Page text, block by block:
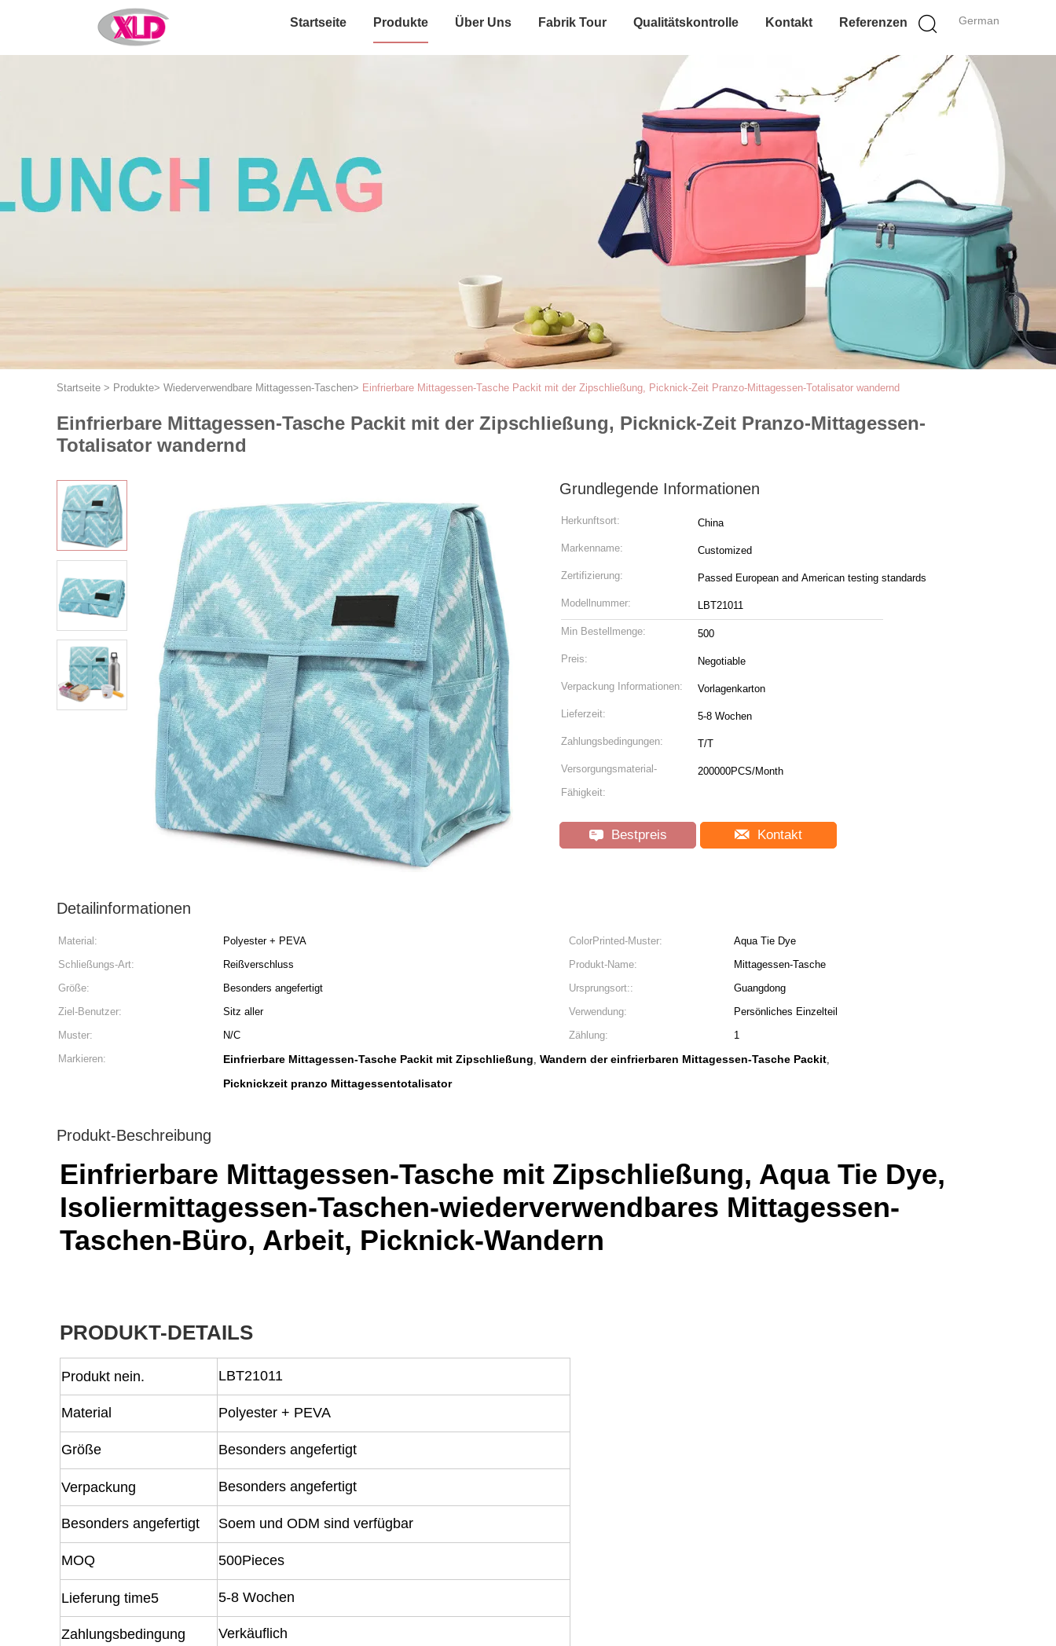
German
Startseite Produkte Über Uns Fabrik Tour Qualitätskontrolle Kontakt Referenzen
Startseite > Produkte> Wiederverwendbare Mittagessen-Taschen> Einfrierbare Mittagessen-Tasche Packit mit der Zipschließung, Picknick-Zeit Pranzo-Mittagessen-Totalisator wandernd
Einfrierbare Mittagessen-Tasche Packit mit der Zipschließung, Picknick-Zeit Pranzo-Mittagessen-
Totalisator wandernd
Grundlegende Informationen
Herkunftsort: China
Markenname: Customized
Zertifizierung: Passed European and American testing standards
Modellnummer: LBT21011
Min Bestellmenge: 500
Preis: Negotiable
Verpackung Informationen: Vorlagenkarton
Lieferzeit: 5-8 Wochen
Zahlungsbedingungen: T/T
Versorgungsmaterial-
Fähigkeit:
200000PCS/Month
Bestpreis Kontakt
Detailinformationen
Material: Polyester + PEVA ColorPrinted-Muster:
Aqua Tie Dye
Schließungs-Art:
Reißverschluss Produkt-Name:
Mittagessen-Tasche
Größe:
Besonders angefertigt Ursprungsort::
Guangdong
Ziel-Benutzer:
Sitz aller Verwendung:
Persönliches Einzelteil
Muster:
N/C Zählung:
1
Markieren:
Einfrierbare Mittagessen-Tasche Packit mit Zipschließung, Wandern der einfrierbaren Mittagessen-Tasche Packit,
Picknickzeit pranzo Mittagessentotalisator
Produkt-Beschreibung
Einfrierbare Mittagessen-Tasche mit Zipschließung, Aqua Tie Dye,
Isoliermittagessen-Taschen-wiederverwendbares Mittagessen-
Taschen-Büro, Arbeit, Picknick-Wandern
PRODUKT-DETAILS
Produkt nein. LBT21011
Material Polyester + PEVA
Größe Besonders angefertigt
Verpackung Besonders angefertigt
Besonders angefertigt Soem und ODM sind verfügbar
MOQ 500Pieces
Lieferung time5 5-8 Wochen
Zahlungsbedingung Verkäuflich